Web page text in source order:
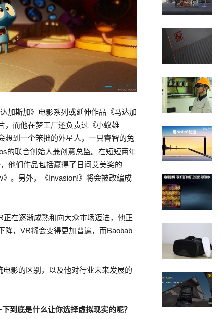
加斯加》电影系列或延伸作品《马达加
，而他在梦工厂还负责过《小蚁雄
想到一个笨拙的外星人，一只睿智的兔
的联合创始人兼创意总监。在短短两年
他们作品包括赢得了日间艾美奖的
》。另外，《Invasion!》将会被改编成
在逐渐成熟和向大众市场迈进，他正
降，VR将会变得更加普遍，而Baobab
影的区别，以及他对行业未来发展的
到底是什么让你选择虚拟现实的呢？